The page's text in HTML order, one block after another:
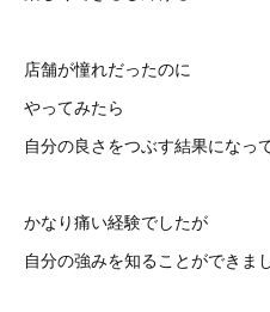
店舗が憧れだったのに
やってみたら
自分の良さをつぶす結果になっ
かなり痛い経験でしたが
自分の強みを知ることができまし